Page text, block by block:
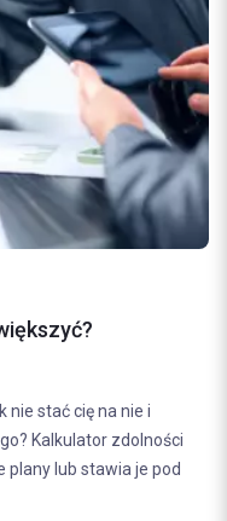
nie stać cię na nie i
Kalkulator zdolności
lub stawia je pod